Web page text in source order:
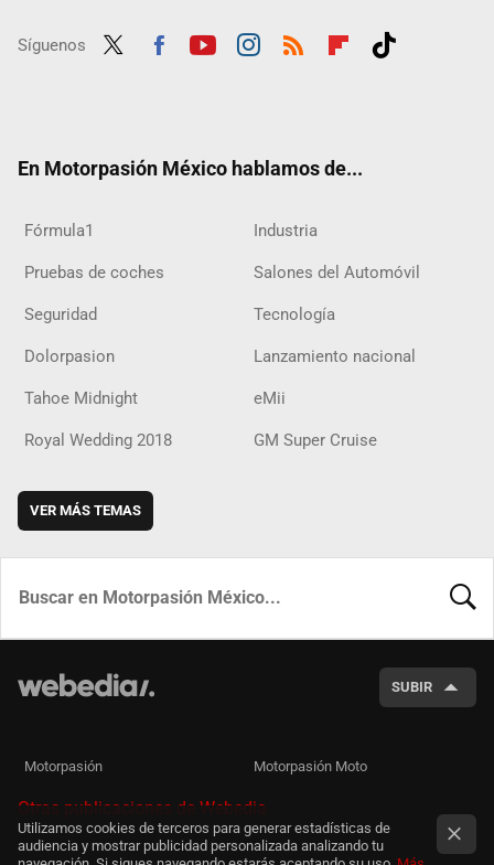
Síguenos
En Motorpasión México hablamos de...
Fórmula1 Industria
Pruebas de coches Salones del Automóvil
Seguridad Tecnología
Dolorpasion Lanzamiento nacional
Tahoe Midnight eMii
Royal Wedding 2018 GM Super Cruise
VER MÁS TEMAS
SUBIR
Motorpasión Motorpasión Moto
Otras publicaciones de Webedia
Utilizamos cookies de terceros para generar estadísticas de
audiencia y mostrar publicidad personalizada analizando tu